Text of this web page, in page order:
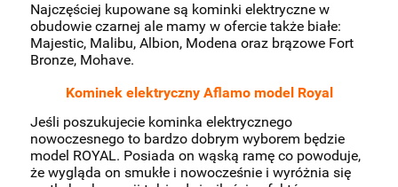
Najczęściej kupowane są kominki elektryczne w
obudowie czarnej ale mamy w ofercie także białe:
Majestic, Malibu, Albion, Modena oraz brązowe Fort
Bronze, Mohave.
Kominek elektryczny Aflamo model Royal
Jeśli poszukujecie kominka elektrycznego
nowoczesnego to bardzo dobrym wyborem będzie
model ROYAL. Posiada on wąską ramę co powoduje,
że wygląda on smukłe i nowocześnie i wyróżnia się